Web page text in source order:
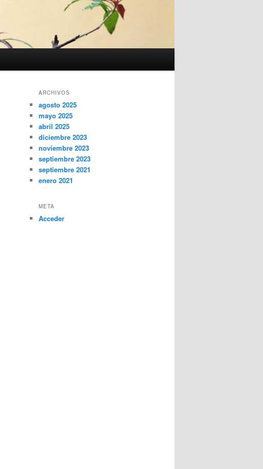
ARCHIVOS
agosto 2025
mayo 2025
abril 2025
diciembre 2023
noviembre 2023
septiembre 2023
septiembre 2021
enero 2021
META
Acceder